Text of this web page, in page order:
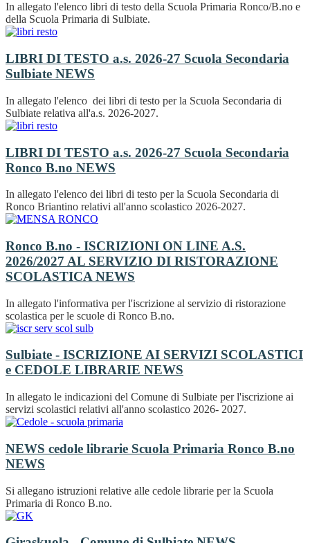
In allegato l'elenco libri di testo della Scuola Primaria Ronco/B.no e
della Scuola Primaria di Sulbiate.
LIBRI DI TESTO a.s. 2026-27 Scuola Secondaria
Sulbiate NEWS
In allegato l'elenco dei libri di testo per la Scuola Secondaria di
Sulbiate relativa all'a.s. 2026-2027.
LIBRI DI TESTO a.s. 2026-27 Scuola Secondaria
Ronco B.no NEWS
In allegato l'elenco dei libri di testo per la Scuola Secondaria di
Ronco Briantino relativi all'anno scolastico 2026-2027.
Ronco B.no - ISCRIZIONI ON LINE A.S.
2026/2027 AL SERVIZIO DI RISTORAZIONE
SCOLASTICA NEWS
In allegato l'informativa per l'iscrizione al servizio di ristorazione
scolastica per le scuole di Ronco B.no.
Sulbiate - ISCRIZIONE AI SERVIZI SCOLASTICI
e CEDOLE LIBRARIE NEWS
In allegato le indicazioni del Comune di Sulbiate per l'iscrizione ai
servizi scolastici relativi all'anno scolastico 2026- 2027.
NEWS cedole librarie Scuola Primaria Ronco B.no
NEWS
Si allegano istruzioni relative alle cedole librarie per la Scuola
Primaria di Ronco B.no.